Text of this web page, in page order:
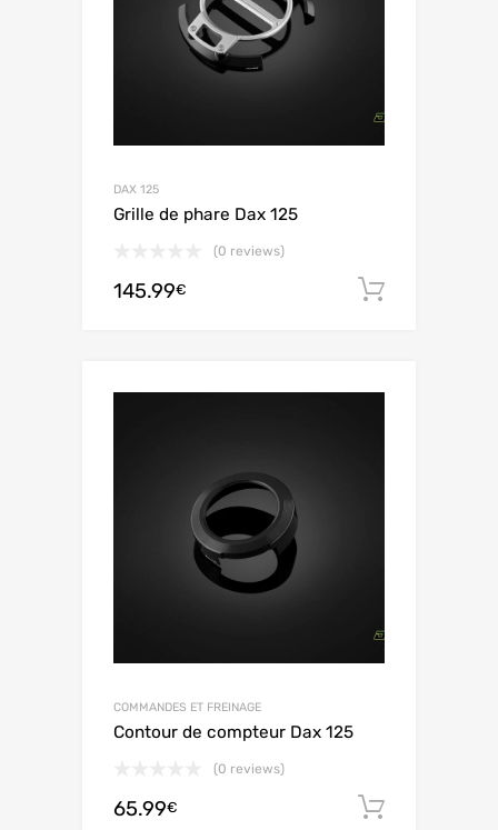
DAX 125
Grille de phare Dax 125
(0 reviews)
145.99€
COMMANDES ET FREINAGE
Contour de compteur Dax 125
(0 reviews)
65.99€